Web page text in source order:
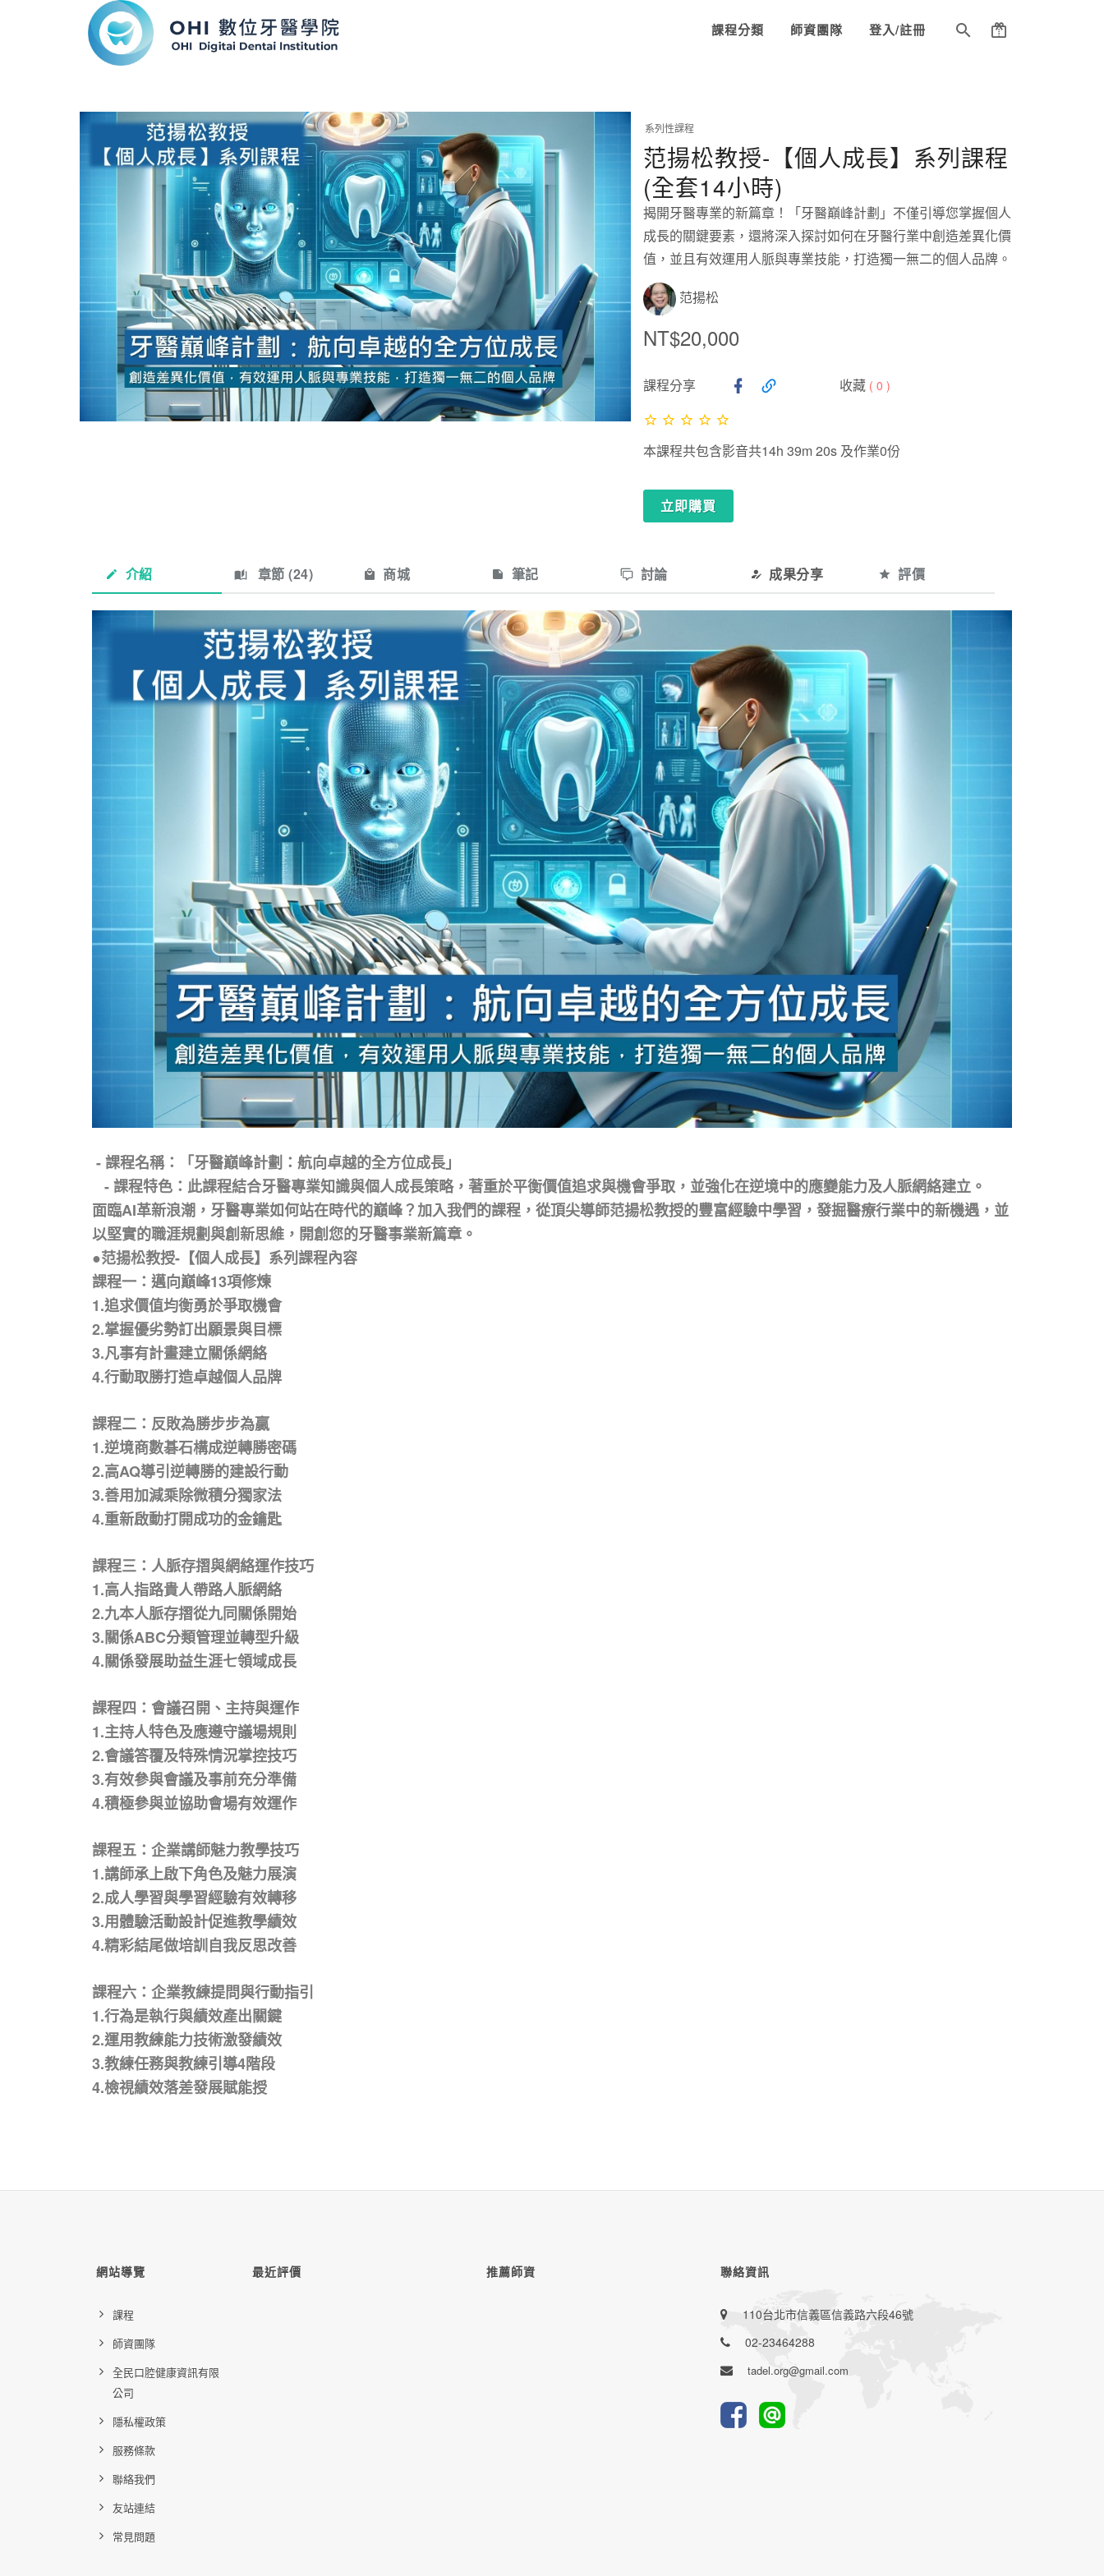
課程分類 師資團隊 登入/註冊
系列性課程
范揚松教授-【個人成長】系列課程
(全套14小時)
揭開牙醫專業的新篇章！「牙醫巔峰計劃」不僅引導您掌握個人
成長的關鍵要素，還將深入探討如何在牙醫行業中創造差異化價
值，並且有效運用人脈與專業技能，打造獨一無二的個人品牌。
范揚松
NT$20,000
課程分享 收藏 (0)
本課程共包含影音共14h 39m 20s 及作業0份
立即購買
介紹 章節 (24) 商城 筆記 討論 成果分享 評價
- 課程名稱：「牙醫巔峰計劃：航向卓越的全方位成長」
- 課程特色：此課程結合牙醫專業知識與個人成長策略，著重於平衡價值追求與機會爭取，並強化在逆境中的應變能力及人脈網絡建立。
面臨AI革新浪潮，牙醫專業如何站在時代的巔峰？加入我們的課程，從頂尖導師范揚松教授的豐富經驗中學習，發掘醫療行業中的新機遇，並
以堅實的職涯規劃與創新思維，開創您的牙醫事業新篇章。
●范揚松教授-【個人成長】系列課程內容
課程一：邁向巔峰13項修煉
1.追求價值均衡勇於爭取機會
2.掌握優劣勢訂出願景與目標
3.凡事有計畫建立關係網絡
4.行動取勝打造卓越個人品牌
課程二：反敗為勝步步為贏
1.逆境商數碁石構成逆轉勝密碼
2.高AQ導引逆轉勝的建設行動
3.善用加減乘除微積分獨家法
4.重新啟動打開成功的金鑰匙
課程三：人脈存摺與網絡運作技巧
1.高人指路貴人帶路人脈網絡
2.九本人脈存摺從九同關係開始
3.關係ABC分類管理並轉型升級
4.關係發展助益生涯七領域成長
課程四：會議召開、主持與運作
1.主持人特色及應遵守議場規則
2.會議答覆及特殊情況掌控技巧
3.有效參與會議及事前充分準備
4.積極參與並協助會場有效運作
課程五：企業講師魅力教學技巧
1.講師承上啟下角色及魅力展演
2.成人學習與學習經驗有效轉移
3.用體驗活動設計促進教學績效
4.精彩結尾做培訓自我反思改善
課程六：企業教練提問與行動指引
1.行為是執行與績效產出關鍵
2.運用教練能力技術激發績效
3.教練任務與教練引導4階段
4.檢視績效落差發展賦能授
網站導覽
課程
師資團隊
全民口腔健康資訊有限
公司
隱私權政策
服務條款
聯絡我們
友站連結
常見問題
最近評價 推薦師資 聯絡資訊
110台北市信義區信義路六段46號
02-23464288
tadel.org@gmail.com